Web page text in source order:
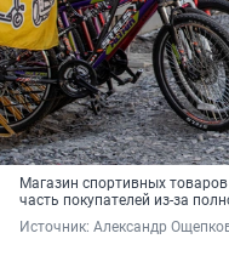
Магазин спортивных
часть покупателей из-за
Источник: Александр